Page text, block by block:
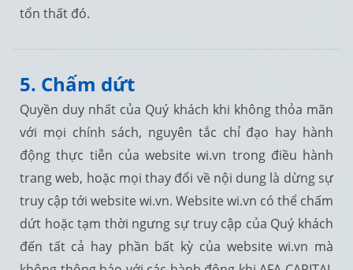
tổn thất đó.
5. Chấm dứt
Quyền duy nhất của Quý khách khi không thỏa mãn
với mọi chính sách, nguyên tắc chỉ đạo hay hành
động thực tiễn của website wi.vn trong điều hành
trang web, hoặc mọi thay đổi về nội dung là dừng sự
truy cập tới website wi.vn. Website wi.vn có thể chấm
dứt hoặc tạm thời ngưng sự truy cập của Quý khách
đến tất cả hay phần bất kỳ của website wi.vn mà